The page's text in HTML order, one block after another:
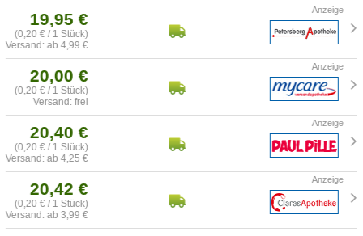
19,95 €
(0,20 € / 1 Stück)
Versand: ab 4,99 €
20,00 €
(0,20 € / 1 Stück)
Versand: frei
20,40 €
(0,20 € / 1 Stück)
Versand: ab 4,25 €
20,42 €
(0,20 € / 1 Stück)
Versand: ab 3,99 €